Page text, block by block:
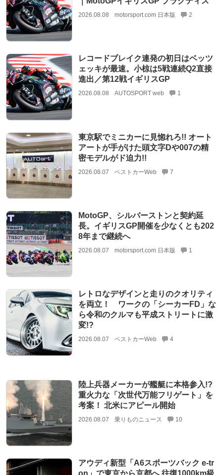
2026.08.08 motorsport.com 日本版 2
レコードブレイク連発の初日はベッツ
ェッキが最速。小椋は5戦連続Q2直接
進出／第12戦イギリスGP
2026.08.08 AUTOSPORT web 1
東京駅でミニカーに見惚れろ!! オート
アートが手がけた頭文字Dや007の精
密モデルがド迫力!!
2026.08.07 ベストカーWeb 7
MotoGP、シルバーストンと契約延
長。イギリスGP開催を少なくとも202
8年まで継続へ
2026.08.07 motorsport.com 日本版 1
レトロなデザインと走りのクオリティ
を両立！ ワークの「シーカーFD」な
ら令和のクルマも平成ストリートに激
変!?
2026.08.07 ベストカーWeb 4
陸上兵器メーカーが艦艇に本格参入!?
重火力な「次世代万能フリゲート」を
考案！ 北米にアピール開始
2026.08.07 乗りものニュース 10
アウディ新型「A6スポーツバック e-tr